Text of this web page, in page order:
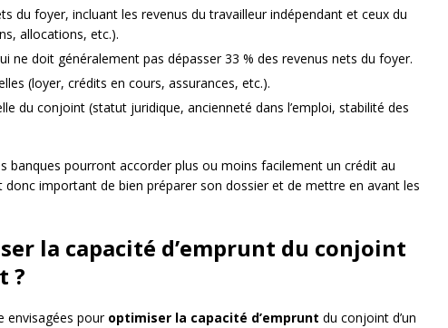
du foyer, incluant les revenus du travailleur indépendant et ceux du
allocations, etc.).
ne doit généralement pas dépasser 33 % des revenus nets du foyer.
(loyer, crédits en cours, assurances, etc.).
du conjoint (statut juridique, ancienneté dans l’emploi, stabilité des
banques pourront accorder plus ou moins facilement un crédit au
donc important de bien préparer son dossier et de mettre en avant les
la capacité d’emprunt du conjoint
?
envisagées pour optimiser la capacité d’emprunt du conjoint d’un